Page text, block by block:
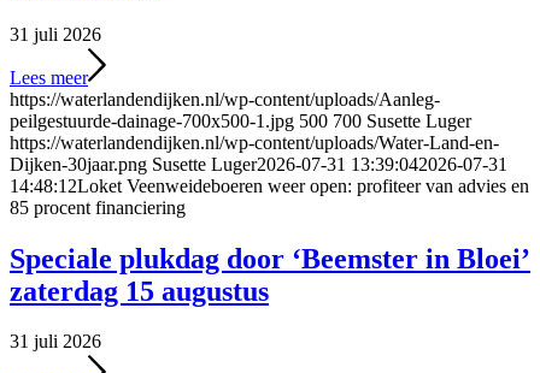
31 juli 2026
Lees meer
https://waterlandendijken.nl/wp-content/uploads/Aanleg-
peilgestuurde-dainage-700x500-1.jpg 500 700 Susette Luger
https://waterlandendijken.nl/wp-content/uploads/Water-Land-en-
Dijken-30jaar.png Susette Luger2026-07-31 13:39:042026-07-31
14:48:12Loket Veenweideboeren weer open: profiteer van advies en
85 procent financiering
Speciale plukdag door ‘Beemster in Bloei’
zaterdag 15 augustus
31 juli 2026